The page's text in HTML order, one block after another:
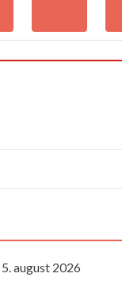
5. august 2026